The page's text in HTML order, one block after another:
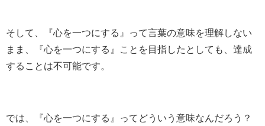
そして、『心を一つにする』って言葉の意味を理解しない
まま、『心を一つにする』ことを目指したとしても、達成
することは不可能です。
では、『心を一つにする』ってどういう意味なんだろう？